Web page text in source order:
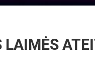
LAIMĖS